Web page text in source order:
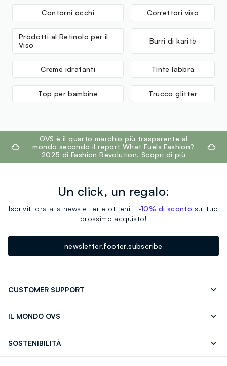
Contorni occhi Correttori viso
Prodotti al Retinolo per il
Viso
Burri di karitè
Creme idratanti Tinte labbra
Top per bambine Trucco glitter
footer.ariatitleOVS è il quarto marchio più trasparente al
mondo secondo il report What Fuels Fashion?
2025 di Fashion Revolution. Scopri di più
Un click, un regalo:
Iscriviti ora alla newsletter e ottieni il -10% di sconto sul tuo
prossimo acquisto!
newsletter.footer.subscribe
CUSTOMER SUPPORT
IL MONDO OVS
SOSTENIBILITÀ